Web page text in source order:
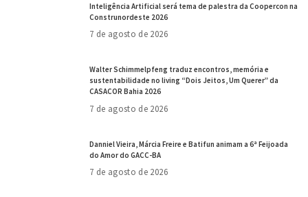
Inteligência Artificial será tema de palestra da Coopercon na
Construnordeste 2026
7 de agosto de 2026
Walter Schimmelpfeng traduz encontros, memória e
sustentabilidade no living “Dois Jeitos, Um Querer” da
CASACOR Bahia 2026
7 de agosto de 2026
Danniel Vieira, Márcia Freire e Batifun animam a 6ª Feijoada
do Amor do GACC-BA
7 de agosto de 2026